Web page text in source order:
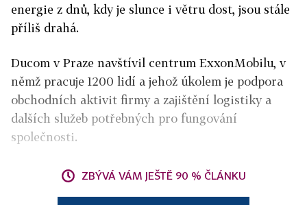
energie z dnů, kdy je slunce i větru dost, jsou stále
příliš drahá.
Ducom v Praze navštívil centrum ExxonMobilu, v
němž pracuje 1200 lidí a jehož úkolem je podpora
obchodních aktivit firmy a zajištění logistiky a
dalších služeb potřebných pro fungování
společnosti.
ZBÝVÁ VÁM JEŠTĚ 90 % ČLÁNKU